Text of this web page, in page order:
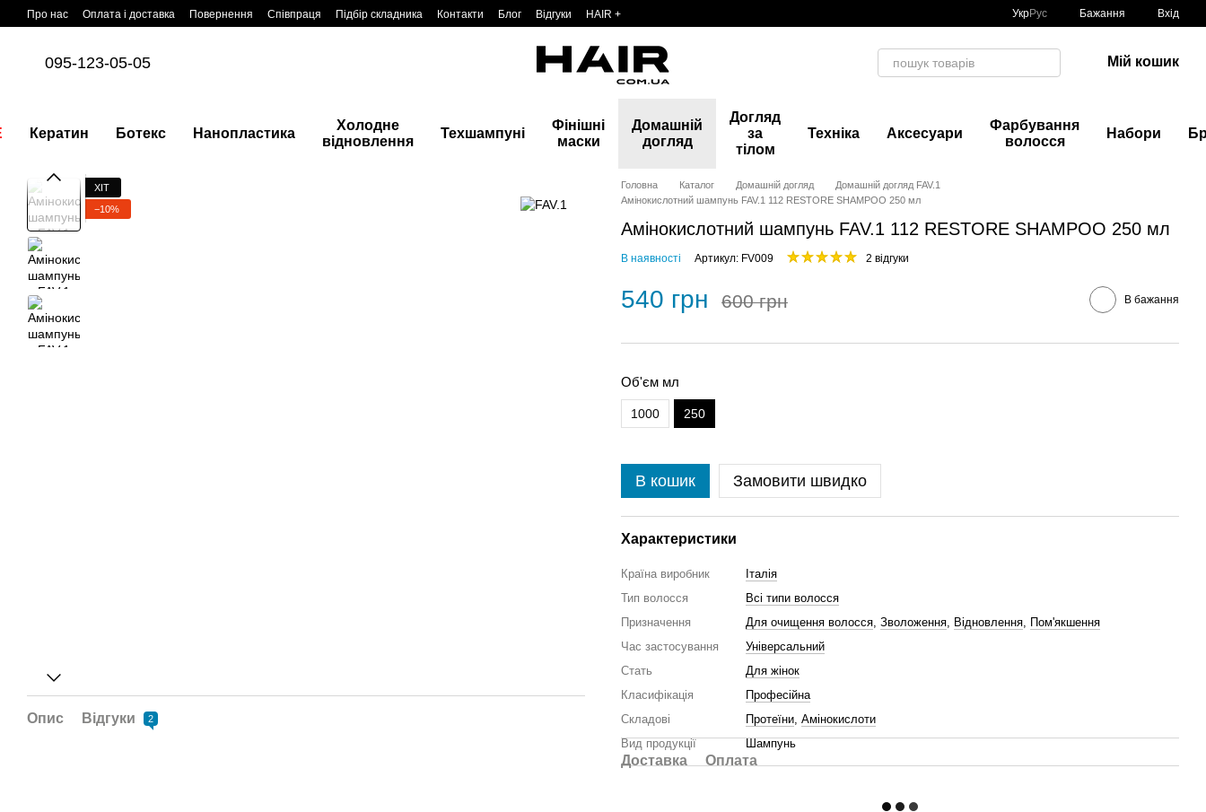
Перейти до основного контенту
Про нас Оплата і доставка Повернення Співпраця Підбір складника Контакти Блог Відгуки HAIR + УкрРус Бажання Вхід
095-123-05-05 Мій кошик
Кератин Ботекс Нанопластика
Холодне
відновлення
Техшампуні
Фінішні
маски
Домашній
догляд
Догляд
за
тілом
Техніка Аксесуари
Фарбування
волосся
Набори
ХІТ
−10%
Опис Відгуки 2
Головна Каталог Домашній догляд
Домашній догляд FAV.1
Амінокислотний шампунь FAV.1 112 RESTORE SHAMPOO 250 мл
Амінокислотний шампунь FAV.1 112 RESTORE SHAMPOO 250 мл
В наявності Артикул: FV009 2 відгуки
540 грн 600 грн В бажання
Об'єм мл
1000 250
В кошик Замовити швидко
Характеристики
Країна виробник
Італія
Тип волосся
Всі типи волосся
Призначення
Для очищення волосся, Зволоження, Відновлення, Пом'якшення
Час застосування
Універсальний
Стать
Для жінок
Класифікація
Професійна
Складові
Протеїни, Амінокислоти
Вид продукції
Шампунь
Доставка Оплата